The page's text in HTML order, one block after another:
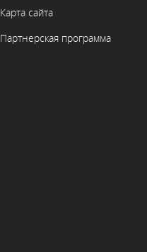
Карта сайта
Партнерская программа